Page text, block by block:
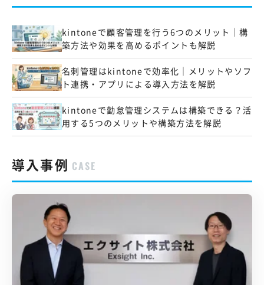
kintoneで顧客管理を行う6つのメリット｜構
築方法や効果を高めるポイントも解説
名刺管理はkintoneで効率化｜メリットやソフ
ト連携・アプリによる導入方法を解説
kintoneで勤怠管理システムは構築できる？活
用する5つのメリットや構築方法を解説
導入事例 CASE